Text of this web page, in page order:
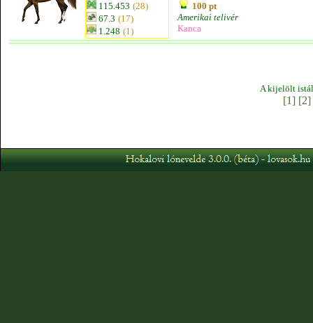
115.453 (28)
67.3 (17)
1.248 (1)
100 pt
Amerikai telivér
Kanca
A kijelölt
[1] [2]